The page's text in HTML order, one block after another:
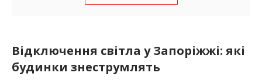
Відключення світла у Запоріжжі: які
будинки знеструмлять